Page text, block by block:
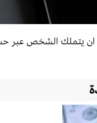
يتملك الشخص عبر